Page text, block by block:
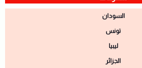
السودان
تونس
ليبيا
الجزائر